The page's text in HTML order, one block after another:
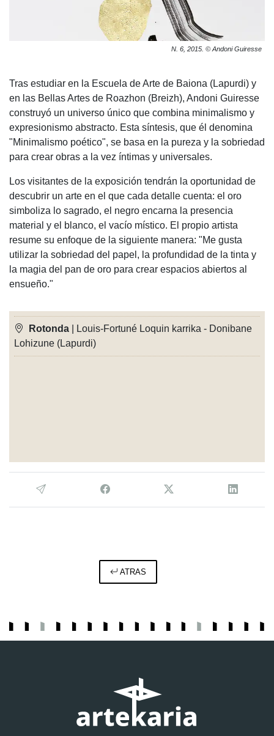
N. 6, 2015. © Andoni Guiresse
Tras estudiar en la Escuela de Arte de Baiona (Lapurdi) y
en las Bellas Artes de Roazhon (Breizh), Andoni Guiresse
construyó un universo único que combina minimalismo y
expresionismo abstracto. Esta síntesis, que él denomina
"Minimalismo poético", se basa en la pureza y la sobriedad
para crear obras a la vez íntimas y universales.
Los visitantes de la exposición tendrán la oportunidad de
descubrir un arte en el que cada detalle cuenta: el oro
simboliza lo sagrado, el negro encarna la presencia
material y el blanco, el vacío místico. El propio artista
resume su enfoque de la siguiente manera: "Me gusta
utilizar la sobriedad del papel, la profundidad de la tinta y
la magia del pan de oro para crear espacios abiertos al
ensueño."
Rotonda | Louis-Fortuné Loquin karrika - Donibane
Lohizune (Lapurdi)
ATRAS